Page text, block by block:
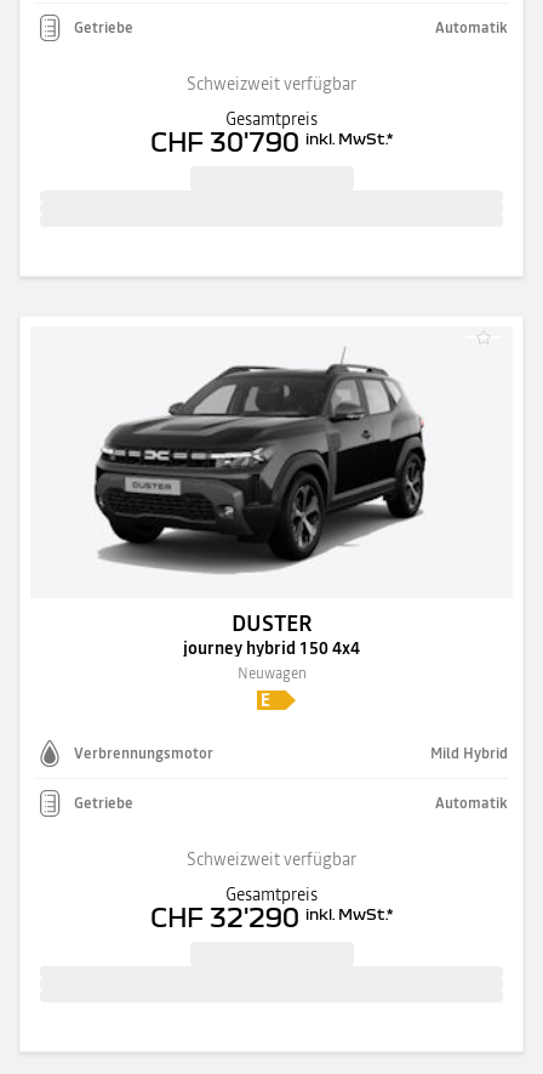
Getriebe Automatik
Schweizweit verfügbar
Gesamtpreis
CHF 30'790 inkl. MwSt.*
DUSTER
journey hybrid 150 4x4
Neuwagen
Verbrennungsmotor Mild Hybrid
Getriebe Automatik
Schweizweit verfügbar
Gesamtpreis
CHF 32'290 inkl. MwSt.*